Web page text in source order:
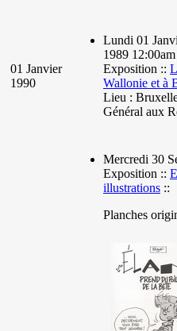
01 Janvier
1990
Lundi 01
1989 12:00am
Exposition ::
Wallonie et à
Lieu :
Général aux
Mercredi 30
Exposition ::
illustrations ::
Planches